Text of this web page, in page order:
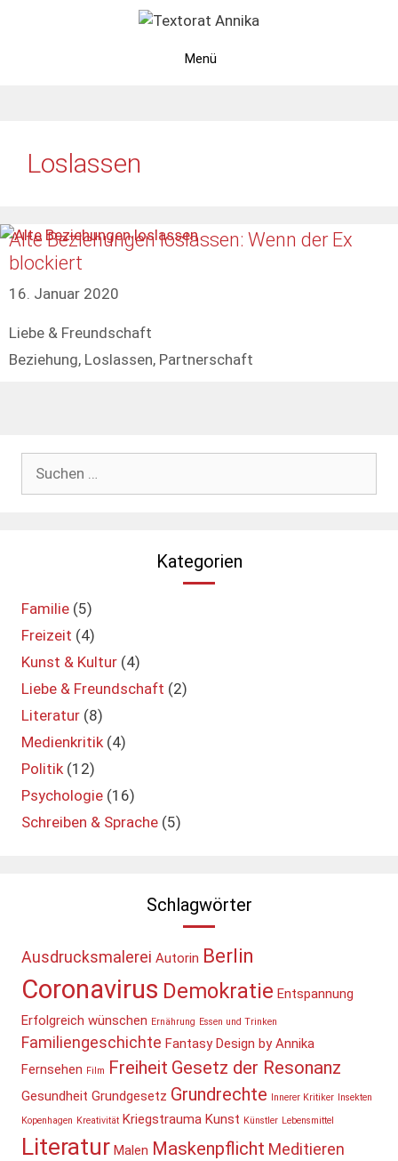
Menü
Loslassen
Alte Beziehungen loslassen: Wenn der Ex
blockiert
16. Januar 2020
Kategorien
Liebe & Freundschaft
Schlagwörter
Beziehung, Loslassen, Partnerschaft
nach:
Kategorien
Familie (5)
Freizeit (4)
Kunst & Kultur (4)
Liebe & Freundschaft (2)
Literatur (8)
Medienkritik (4)
Politik (12)
Psychologie (16)
Schreiben & Sprache (5)
Schlagwörter
Ausdrucksmalerei Autorin Berlin
Coronavirus Demokratie Entspannung
Erfolgreich wünschen Ernährung Essen und Trinken
Familiengeschichte Fantasy Design by Annika
Fernsehen Film Freiheit Gesetz der Resonanz
Gesundheit Grundgesetz Grundrechte Innerer Kritiker Insekten
Kopenhagen Kreativität Kriegstrauma Kunst Künstler Lebensmittel
Literatur Malen Maskenpflicht Meditieren